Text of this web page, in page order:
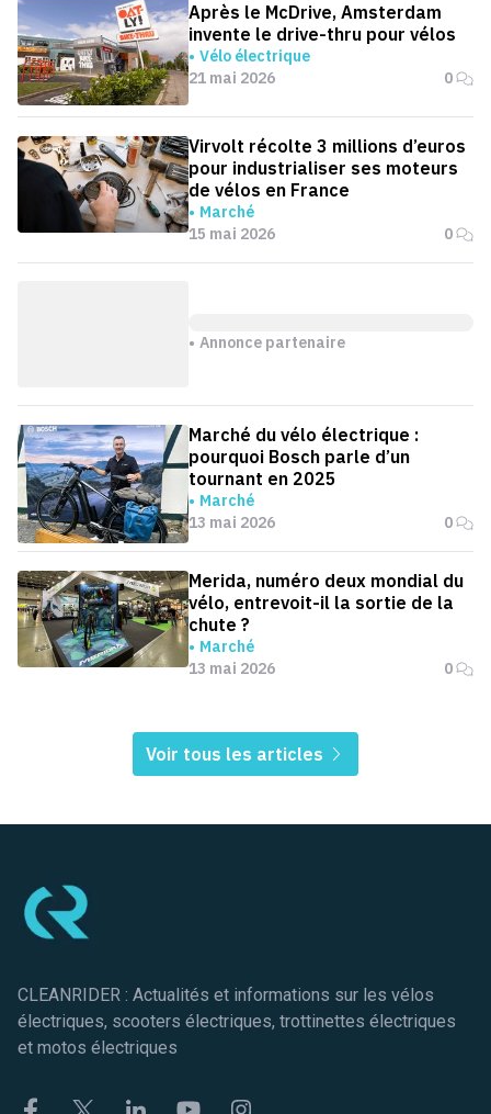
Après le McDrive, Amsterdam
invente le drive-thru pour vélos
Vélo électrique
21 mai 2026
0
Virvolt récolte 3 millions d’euros
pour industrialiser ses moteurs
de vélos en France
Marché
15 mai 2026
0
Annonce partenaire
Marché du vélo électrique :
pourquoi Bosch parle d’un
tournant en 2025
Marché
13 mai 2026
0
Merida, numéro deux mondial du
vélo, entrevoit-il la sortie de la
chute ?
Marché
13 mai 2026
0
Voir tous les articles
CLEANRIDER : Actualités et informations sur les vélos
électriques, scooters électriques, trottinettes électriques
et motos électriques
FacebookTwitter LinkekinYoutubeInstagram